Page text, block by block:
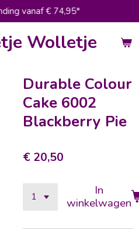
Wolletje
vanaf € 74,95*
Durable Colour
Cake 6002
Blackberry Pie
€ 20,50
In
winkelwagen